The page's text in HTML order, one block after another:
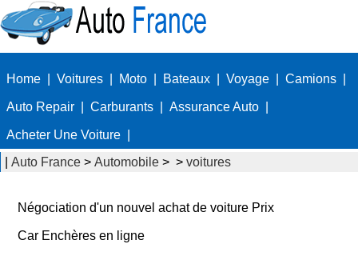
Home Voitures Moto Bateaux Voyage Camions
Auto Repair Carburants Assurance Auto
Acheter Une Voiture
Auto France > Automobile > > voitures
Négociation d'un nouvel achat de voiture Prix
Car Enchères en ligne